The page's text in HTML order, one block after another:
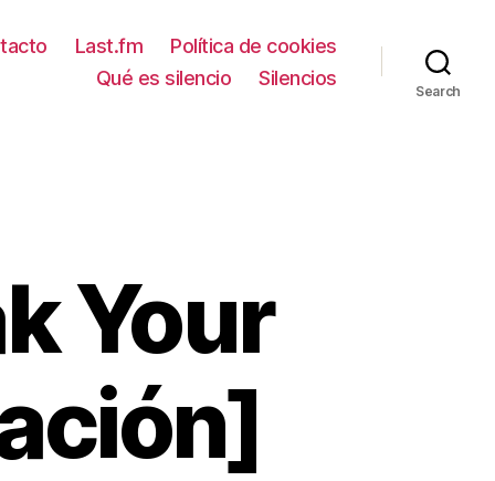
Last.fm
Política de cookies
Qué es silencio
Silencios
Search
Your